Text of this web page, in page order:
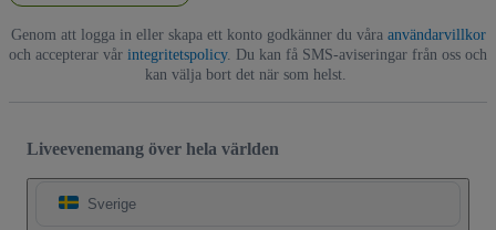
Genom att logga in eller skapa ett konto godkänner du våra användarvillkor
och accepterar vår integritetspolicy. Du kan få SMS-aviseringar från oss och
kan välja bort det när som helst.
Liveevenemang över hela världen
Sverige